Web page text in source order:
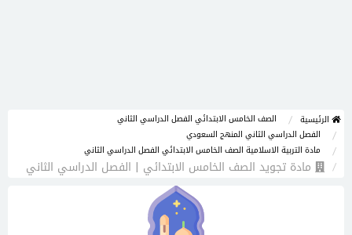
الرئيسية
الصف الخامس الابتدائي الفصل الدراسي الثاني
الفصل الدراسي الثاني المنهج السعودي
مادة التربية الاسلامية الصف الخامس الابتدائي الفصل الدراسي الثاني
مادة تجويد الصف الخامس الابتدائي | الفصل الدراسي الثاني